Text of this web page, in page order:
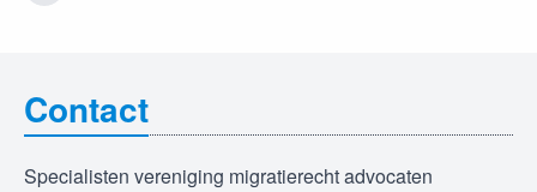
Contact
Specialisten vereniging migratierecht advocaten